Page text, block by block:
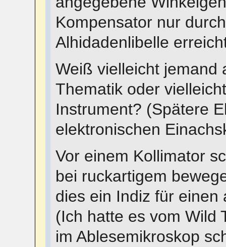
Kompensator nur
Alhidadenlibelle
Weiß vielleicht jemand
Thematik oder
Instrument? (Spätere
elektronischen
Vor einem Kollimator
bei ruckartigem
dies ein Indiz für einen
(Ich hatte es vom Wild
im Ablesemikroskop